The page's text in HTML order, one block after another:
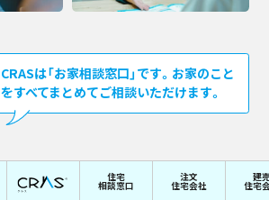
CRASは「お家相談窓口」です。お家のこと
をすべてまとめてご相談いただけます。
住宅
相談窓口
注文
住宅会社
建
住宅